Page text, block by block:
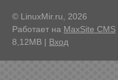
© LinuxMir.ru, 2026
Работает на MaxSite CMS
8,12MB | Вход